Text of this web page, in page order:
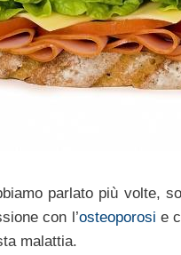
parlato più volte,
con l’osteoporosi e
malattia.